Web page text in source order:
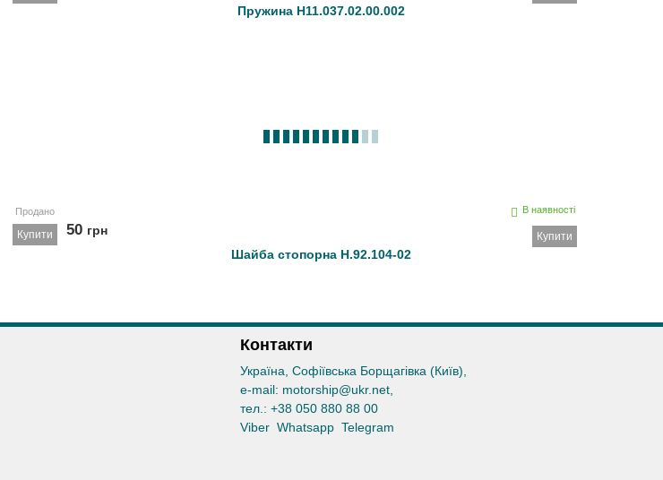
Пружина Н11.037.02.00.002
Продано
Купити
В наявності
50 грн Купити
Шайба стопорна Н.92.104-02
Контакти
Україна, Софіївська Борщагівка (Київ)
e-mail: motorship@ukr.net
тел.: +38 050 880 88 00
Viber Whatsapp Telegram